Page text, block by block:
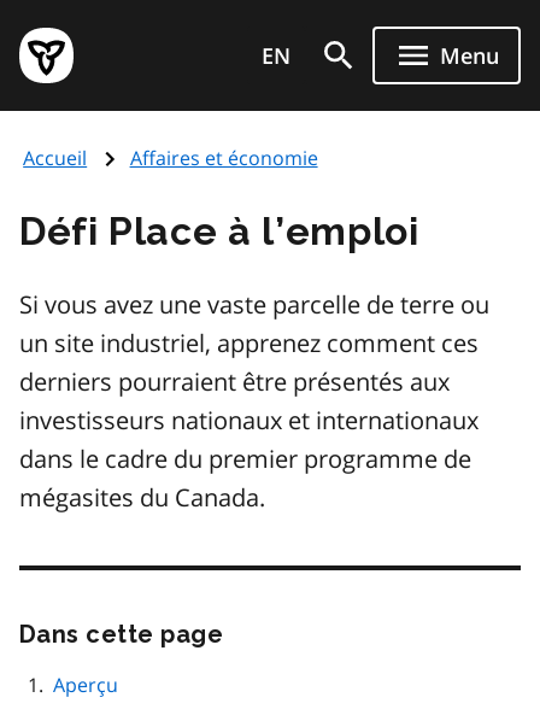
au
contenu
principal
Page
d'accueil
de
EN Menu
Accueil Affaires et économie
Défi Place à l’emploi
Si vous avez une vaste parcelle de terre ou
un site industriel, apprenez comment ces
derniers pourraient être présentés aux
investisseurs nationaux et internationaux
dans le cadre du premier programme de
mégasites du Canada.
Dans cette page
Aperçu